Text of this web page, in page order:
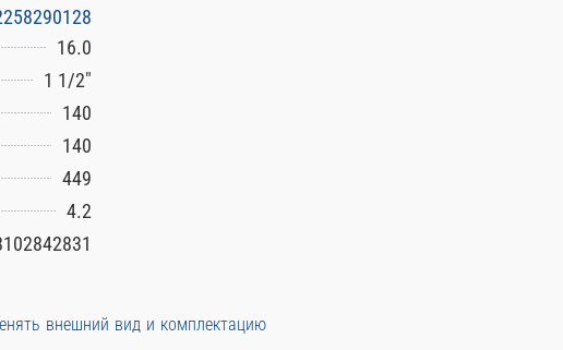
16.0
1 1/2″
140
140
449
4.2
внешний вид и комплектацию